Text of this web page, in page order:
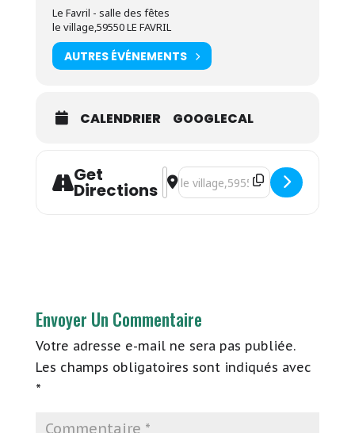
Le Favril - salle des fêtes
le village,59550 LE FAVRIL
AUTRES ÉVÉNEMENTS
CALENDRIER GOOGLECAL
Get
Directions
Address - Arleen Thibault - "Dehors
Destination Address - Arleen
Envoyer Un Commentaire
Votre adresse e-mail ne sera pas publiée.
Les champs obligatoires sont indiqués avec
*